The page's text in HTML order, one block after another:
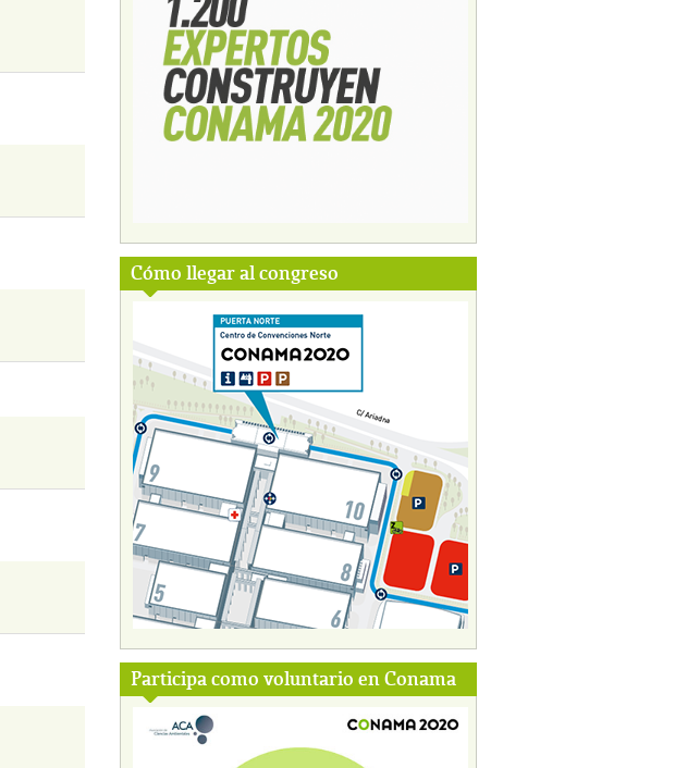
Cómo llegar al congreso
Participa como voluntario en Conama